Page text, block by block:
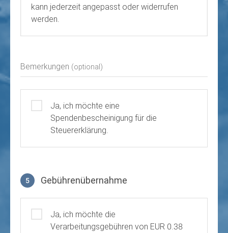
kann jederzeit angepasst oder widerrufen
werden.
Bemerkungen (optional)
Ja, ich möchte eine
Spendenbescheinigung für die
Steuererklärung.
5 Gebührenübernahme
Ja, ich möchte die
Verarbeitungsgebühren von EUR 0.38